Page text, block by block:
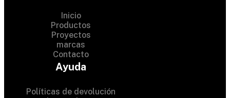
Inicio
Productos
Proyectos
marcas
Contacto
Ayuda
Políticas de devolución